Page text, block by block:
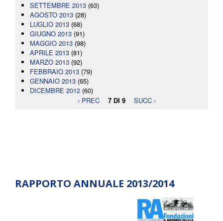
SETTEMBRE 2013 (63)
AGOSTO 2013 (28)
LUGLIO 2013 (68)
GIUGNO 2013 (91)
MAGGIO 2013 (98)
APRILE 2013 (81)
MARZO 2013 (92)
FEBBRAIO 2013 (79)
GENNAIO 2013 (65)
DICEMBRE 2012 (60)
‹ PREC
7 DI 9 SUCC ›
RAPPORTO ANNUALE 2013/2014